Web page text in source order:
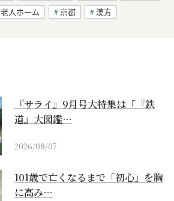
老人ホーム 京都 漢方
『サライ』9月号大特集は「『鉄
道』大図鑑…
2026/08/07
101歳で亡くなるまで「初心」を胸
に高み…